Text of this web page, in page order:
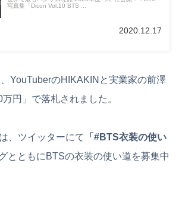
写真集「Dicon Vol.10 BTS ...
2020.12.17
YouTuberのHIKAKINと実業家の前澤
円」で落札されました。
、ツイッターにて
「#BTS衣装の使い
とともにBTSの衣装の使い道を募集中